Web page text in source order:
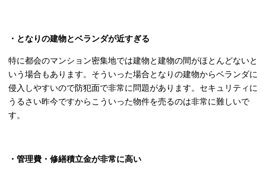
・となりの建物とベランダが近すぎる
特に都会のマンション密集地では建物と建物の間がほとんどないと
いう場合もあります。そういった場合となりの建物からベランダに
侵入しやすいので防犯面で非常に問題があります。セキュリティに
うるさい昨今ですからこういった物件を売るのは非常に難しいで
す。
・管理費・修繕積立金が非常に高い